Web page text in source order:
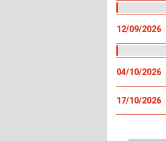
12/09/2026
04/10/2026
17/10/2026